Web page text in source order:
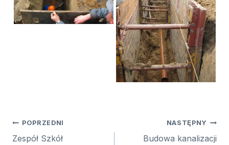
Nawigacja
wpisu
POPRZEDNI
Zespół Szkół
NASTĘPNY
Budowa kanalizacji